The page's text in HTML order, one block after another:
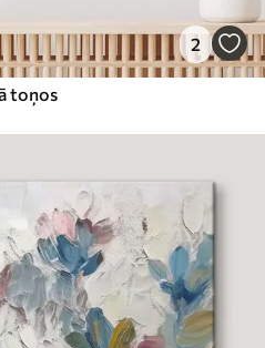
2
toņos